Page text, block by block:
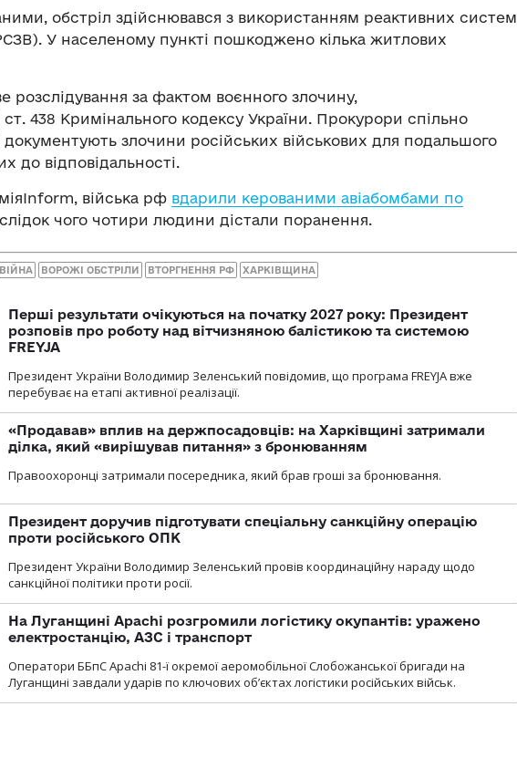
обстріл здійснювався з використанням реактивних систем
У населеному пункті пошкоджено кілька житлових
розслідування за фактом воєнного злочину,
438 Кримінального кодексу України. Прокурори спільно
документують злочини російських військових для подальшого
до відповідальності.
війська рф вдарили керованими авіабомбами по
чого чотири людини дістали поранення.
ВІЙНА ВОРОЖІ ОБСТРІЛИ ВТОРГНЕННЯ РФ ХАРКІВЩИНА
Перші результати очікуються на початку 2027 року: Президент
розповів про роботу над вітчизняною балістикою та системою
FREYJA
Президент України Володимир Зеленський повідомив, що програма FREYJA вже
перебуває на етапі активної реалізації.
«Продавав» вплив на держпосадовців: на Харківщині затримали
ділка, який «вирішував питання» з бронюванням
Правоохоронці затримали посередника, який брав гроші за бронювання.
Президент доручив підготувати спеціальну санкційну операцію
проти російського ОПК
Президент України Володимир Зеленський провів координаційну нараду щодо
санкційної політики проти росії.
На Луганщині Apachi розгромили логістику окупантів: уражено
електростанцію, АЗС і транспорт
Оператори ББпС Apachi 81-ї окремої аеромобільної Слобожанської бригади на
Луганщині завдали ударів по ключових об’єктах логістики російських військ.